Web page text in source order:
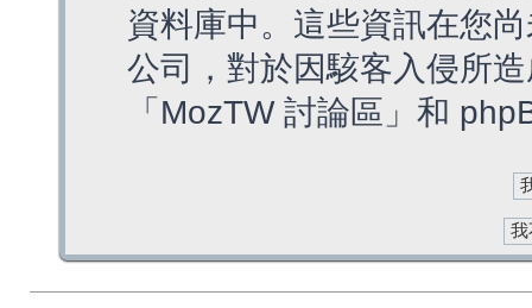
資料庫中。這些資訊在您
公司，對於因駭客入侵所
「MozTW 討論區」和